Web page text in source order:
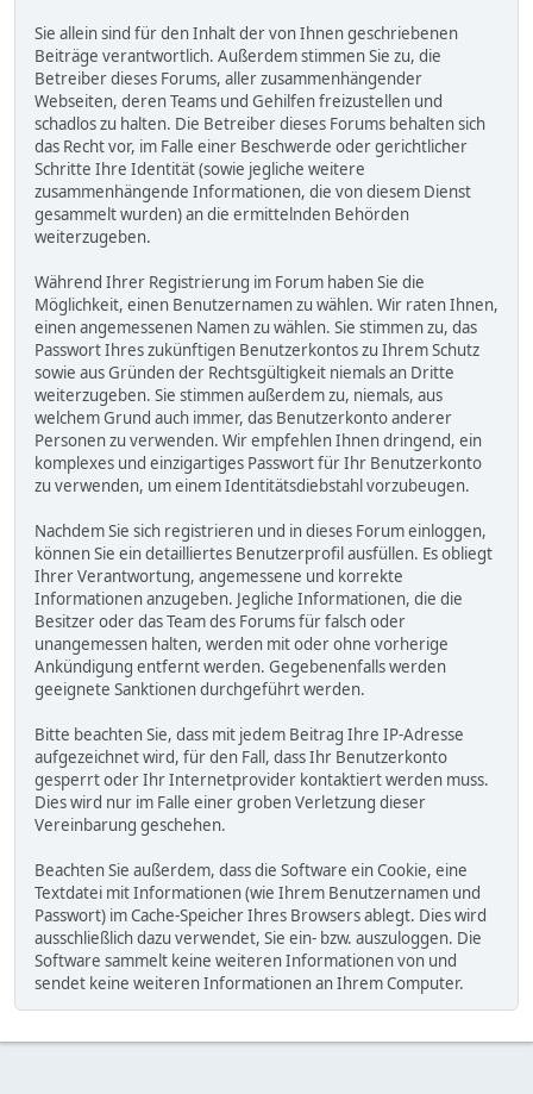
Sie allein sind für den Inhalt der von Ihnen geschriebenen
Beiträge verantwortlich. Außerdem stimmen Sie zu, die
Betreiber dieses Forums, aller zusammenhängender
Webseiten, deren Teams und Gehilfen freizustellen und
schadlos zu halten. Die Betreiber dieses Forums behalten sich
das Recht vor, im Falle einer Beschwerde oder gerichtlicher
Schritte Ihre Identität (sowie jegliche weitere
zusammenhängende Informationen, die von diesem Dienst
gesammelt wurden) an die ermittelnden Behörden
weiterzugeben.
Während Ihrer Registrierung im Forum haben Sie die
Möglichkeit, einen Benutzernamen zu wählen. Wir raten Ihnen,
einen angemessenen Namen zu wählen. Sie stimmen zu, das
Passwort Ihres zukünftigen Benutzerkontos zu Ihrem Schutz
sowie aus Gründen der Rechtsgültigkeit niemals an Dritte
weiterzugeben. Sie stimmen außerdem zu, niemals, aus
welchem Grund auch immer, das Benutzerkonto anderer
Personen zu verwenden. Wir empfehlen Ihnen dringend, ein
komplexes und einzigartiges Passwort für Ihr Benutzerkonto
zu verwenden, um einem Identitätsdiebstahl vorzubeugen.
Nachdem Sie sich registrieren und in dieses Forum einloggen,
können Sie ein detailliertes Benutzerprofil ausfüllen. Es obliegt
Ihrer Verantwortung, angemessene und korrekte
Informationen anzugeben. Jegliche Informationen, die die
Besitzer oder das Team des Forums für falsch oder
unangemessen halten, werden mit oder ohne vorherige
Ankündigung entfernt werden. Gegebenenfalls werden
geeignete Sanktionen durchgeführt werden.
Bitte beachten Sie, dass mit jedem Beitrag Ihre IP-Adresse
aufgezeichnet wird, für den Fall, dass Ihr Benutzerkonto
gesperrt oder Ihr Internetprovider kontaktiert werden muss.
Dies wird nur im Falle einer groben Verletzung dieser
Vereinbarung geschehen.
Beachten Sie außerdem, dass die Software ein Cookie, eine
Textdatei mit Informationen (wie Ihrem Benutzernamen und
Passwort) im Cache-Speicher Ihres Browsers ablegt. Dies wird
ausschließlich dazu verwendet, Sie ein- bzw. auszuloggen. Die
Software sammelt keine weiteren Informationen von und
sendet keine weiteren Informationen an Ihrem Computer.